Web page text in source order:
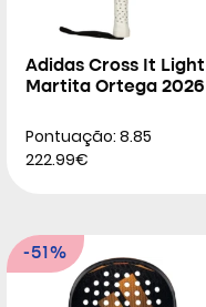
Adidas Cross It Light
Martita Ortega 2026
Pontuação: 8.85
222.99€
-51%